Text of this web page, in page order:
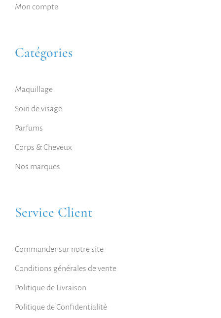
Mon compte
Catégories
Maquillage
Soin de visage
Parfums
Corps & Cheveux
Nos marques
Service Client
Commander sur notre site
Conditions générales de vente
Politique de Livraison
Politique de Confidentialité